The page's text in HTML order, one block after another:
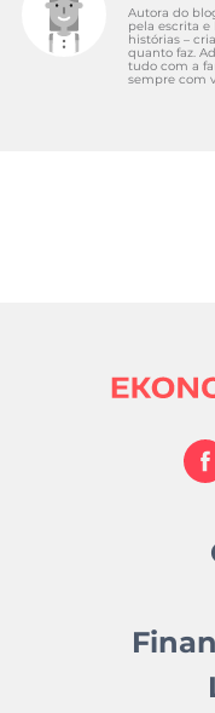
Autora do
pela escrita
histórias –
quanto faz.
tudo com a
sempre com